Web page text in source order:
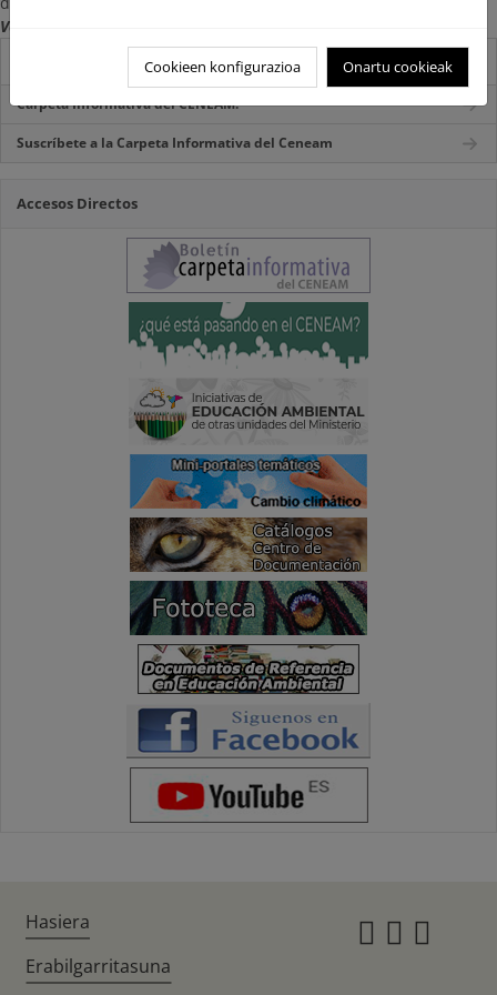
Versión digital consultada en mayo de 2022
Carpeta Informativa del CENEAM.
Suscríbete a la Carpeta Informativa del Ceneam
Accesos Directos
Cookieen konfigurazioa Onartu cookieak
Hasiera
Erabilgarritasuna